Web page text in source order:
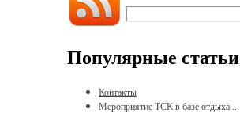
Популярные статьи
Контакты
Мероприятие ТСК в базе отдыха ...